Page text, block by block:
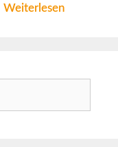
Weiterlesen